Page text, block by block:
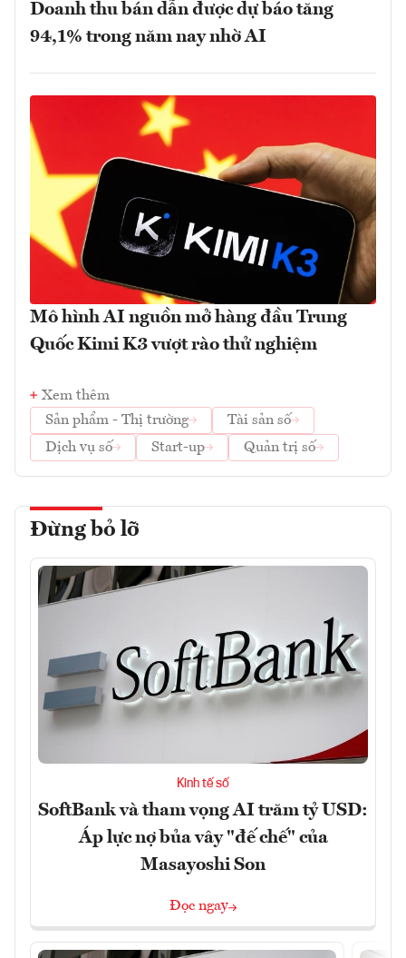
Doanh thu bán dẫn được dự báo tăng
94,1% trong năm nay nhờ AI
Mô hình AI nguồn mở hàng đầu Trung
Quốc Kimi K3 vượt rào thử nghiệm
Xem thêm
Sản phẩm - Thị trường
Tài sản số
Dịch vụ số
Start-up Quản trị số
Đừng bỏ lỡ
Kinh tế số
SoftBank và tham vọng AI trăm tỷ USD:
Áp lực nợ bủa vây "đế chế" của
Masayoshi Son
Đọc ngay